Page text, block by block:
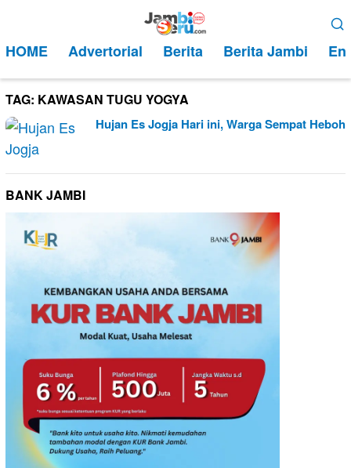
kontenMobile
HOME Advertorial Berita Berita Jambi
TAG: KAWASAN TUGU YOGYA
Hujan Es Jogja Hari ini, Warga Sempat Heboh
BANK JAMBI